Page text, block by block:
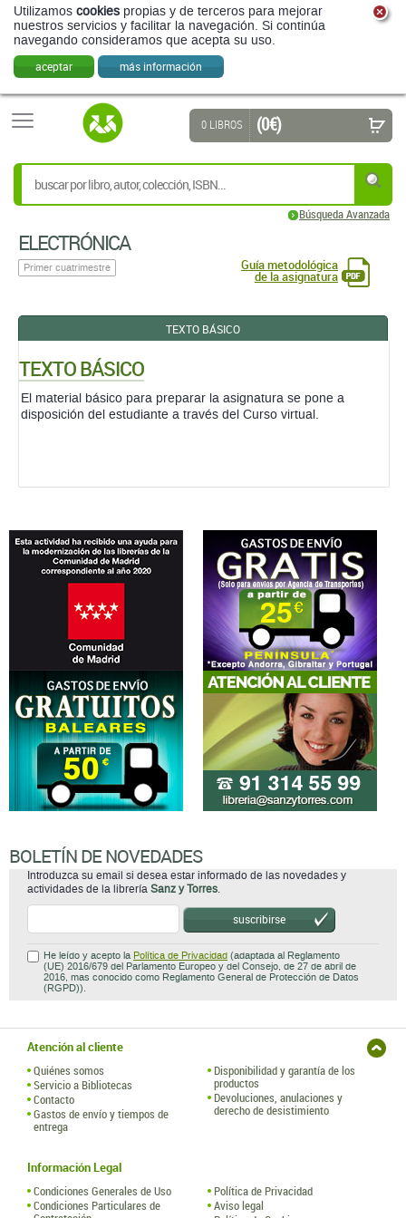
Utilizamos cookies propias y de terceros para mejorar
nuestros servicios y facilitar la navegación. Si continúa
navegando consideramos que acepta su uso.
aceptar más información
Búsqueda Avanzada
0 LIBROS (0 €)
ELECTRÓNICA
Primer cuatrimestre Guía metodológica
de la asignatura
TEXTO BÁSICO
TEXTO BÁSICO
El material básico para preparar la asignatura se pone a
disposición del estudiante a través del Curso virtual.
BOLETÍN DE NOVEDADES
Introduzca su email si desea estar informado de las novedades y
actividades de la librería Sanz y Torres.
suscribirse
He leído y acepto la Política de Privacidad (adaptada al Reglamento
(UE) 2016/679 del Parlamento Europeo y del Consejo, de 27 de abril de
2016, mas conocido como Reglamento General de Protección de Datos
(RGPD)).
Atención al cliente
Quiénes somos
Servicio a Bibliotecas
Contacto
Gastos de envío y tiempos de
entrega
Disponibilidad y garantía de los
productos
Devoluciones, anulaciones y
derecho de desistimiento
Información Legal
Condiciones Generales de Uso
Condiciones Particulares de
Política de Privacidad
Aviso legal